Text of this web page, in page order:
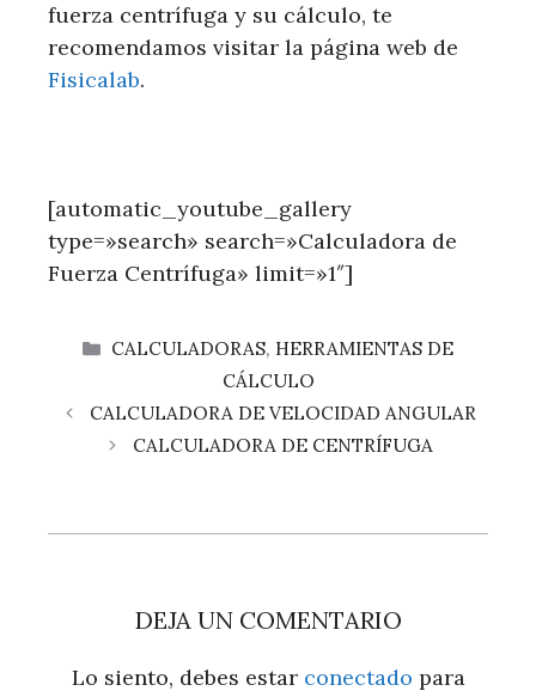
fuerza centrífuga y su cálculo, te
recomendamos visitar la página web de
Fisicalab.
[automatic_youtube_gallery
type=»search» search=»Calculadora de
Fuerza Centrífuga» limit=»1″]
CATEGORÍAS
CALCULADORAS, HERRAMIENTAS DE
CÁLCULO
CALCULADORA DE VELOCIDAD ANGULAR
CALCULADORA DE CENTRÍFUGA
DEJA UN COMENTARIO
Lo siento, debes estar conectado para